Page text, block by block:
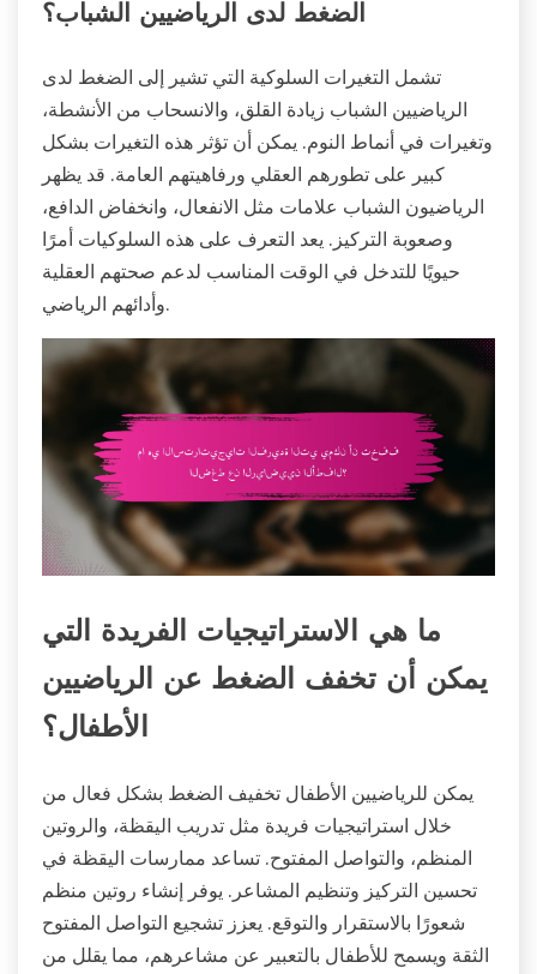
الضغط لدى الرياضيين الشباب؟
تشمل التغيرات السلوكية التي تشير إلى الضغط لدى
الرياضيين الشباب زيادة القلق، والانسحاب من الأنشطة،
وتغيرات في أنماط النوم. يمكن أن تؤثر هذه التغيرات بشكل
كبير على تطورهم العقلي ورفاهيتهم العامة. قد يظهر
الرياضيون الشباب علامات مثل الانفعال، وانخفاض الدافع،
وصعوبة التركيز. يعد التعرف على هذه السلوكيات أمرًا
حيويًا للتدخل في الوقت المناسب لدعم صحتهم العقلية
وأدائهم الرياضي.
ما هي الاستراتيجيات الفريدة التي
يمكن أن تخفف الضغط عن الرياضيين
الأطفال؟
يمكن للرياضيين الأطفال تخفيف الضغط بشكل فعال من
خلال استراتيجيات فريدة مثل تدريب اليقظة، والروتين
المنظم، والتواصل المفتوح. تساعد ممارسات اليقظة في
تحسين التركيز وتنظيم المشاعر. يوفر إنشاء روتين منظم
شعورًا بالاستقرار والتوقع. يعزز تشجيع التواصل المفتوح
الثقة ويسمح للأطفال بالتعبير عن مشاعرهم، مما يقلل من